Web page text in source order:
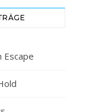
Escape